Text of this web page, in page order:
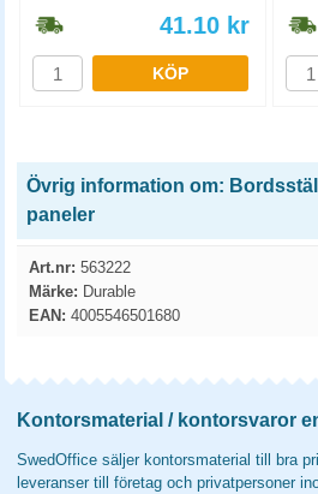
41.10 kr
KÖP
Övrig information om:
paneler
Art.nr: 563222
Märke: Durable
EAN: 4005546501680
Kontorsmaterial / kontorsvaror
SwedOffice säljer kontorsmaterial till bra
leveranser till företag och privatpersoner